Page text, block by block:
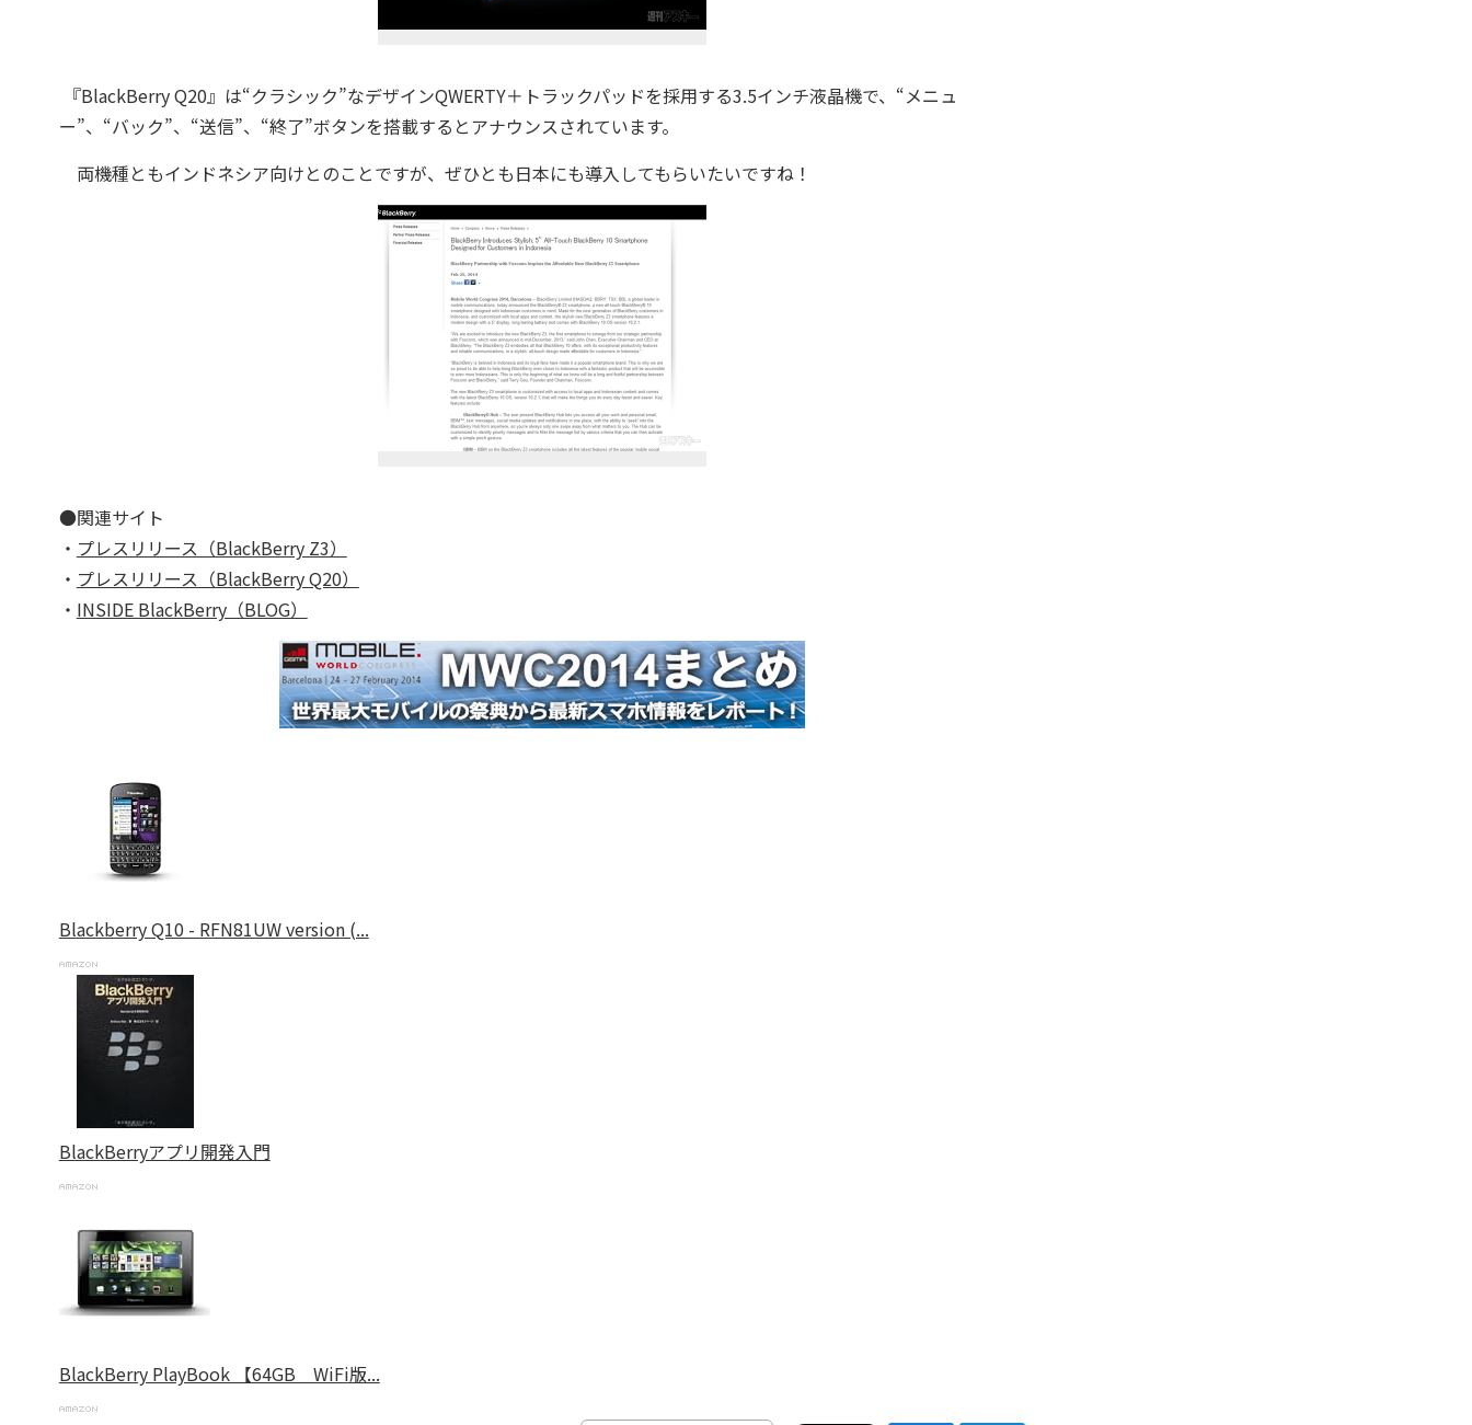
『BlackBerry Q20』は“クラシック”なデザインQWERTY＋トラックパッドを採用する3.5インチ液晶機で、“メニュ
ー”、“バック”、“送信”、“終了”ボタンを搭載するとアナウンスされています。
両機種ともインドネシア向けとのことですが、ぜひとも日本にも導入してもらいたいですね！
●関連サイト
・ プレスリリース（BlackBerry Z3）
・ プレスリリース（BlackBerry Q20）
・ INSIDE BlackBerry（BLOG）
Blackberry Q10 - RFN81UW version (...
BlackBerryアプリ開発入門
BlackBerry PlayBook 【64GB WiFi版...